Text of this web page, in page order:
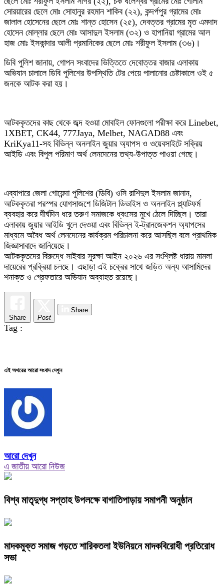
সোরয়ারের ছেলে মোঃ সোহানুর রহমান শাকিব (২২), কন্দর্পপুর গ্রামের মোঃ
জালাল হোসেনের ছেলে মোঃ শান্ত হোসেন (২৫), দেবত্তর গ্রামের মৃত এমদাদ
হোসেন মোল্লার ছেলে মোঃ আসাদুল ইসলাম (৩২) ও হাপানিয়া গ্রামের আল
হাজ মোঃ ইসকান্দার আলী প্রমানিকের ছেলে মোঃ শরীফুল ইসলাম (৩৬)।
ডিবি পুলিশ জানায়, গোপন সংবাদের ভিত্তিতে দেবোত্তর বাজার এলাকায়
অভিযান চালালে ডিবি পুলিশের উপস্থিতি টের পেয়ে পালানোর চেষ্টাকালে ওই ৫
জনকে আটক করা হয়।
আটককৃতদের কাছ থেকে জব্দ হওয়া মোবাইল ফোনগুলো পরীক্ষা করে Linebet,
1XBET, CK44, 777Jaya, Melbet, NAGAD88 এবং
KriKya11-সহ বিভিন্ন অনলাইন জুয়ার অ্যাপস ও ওয়েবসাইটে সক্রিয়
আইডি এবং বিপুল পরিমাণ অর্থ লেনদেনের তথ্য-উপাত্ত পাওয়া গেছে।
এব্যাপারে জেলা গোয়েন্দা পুলিশের (ডিবি) ওসি রাশিদুল ইসলাম জানান,
আটককৃতরা পরস্পর যোগসাজশে ডিজিটাল ডিভাইস ও অনলাইন প্ল্যাটফর্ম
ব্যবহার করে দীর্ঘদিন ধরে তরুণ সমাজকে ধ্বংসের মুখে ঠেলে দিচ্ছিল। তারা
এলাকায় জুয়ার আইডি খুলে দেওয়া এবং বিভিন্ন ই-ট্রানজেকশন অ্যাপসের
মাধ্যমে অবৈধ অর্থ লেনদেনের কার্যক্রম পরিচালনা করে আসছিল বলে প্রাথমিক
জিজ্ঞাসাবাদে জানিয়েছে।
আটককৃতদের বিরুদ্ধে সাইবার সুরক্ষা আইন ২০২৬ এর সংশ্লিষ্ট ধারায় মামলা
দায়েরের প্রক্রিয়া চলছে। এছাড়া এই চক্রের সাথে জড়িত অন্য আসামিদের
শনাক্ত ও গ্রেফতারে অভিযান অব্যাহত রয়েছে।
Share Post
Share
Tag :
এই অথরের আরো সংবাদ দেখুন
আরো দেখুন
এ জাতীয় আরো নিউজ
বিশ্ব মাতৃদুগ্ধ সপ্তাহ উপলক্ষে বাগাতিপাড়ায় সমাপনী অনুষ্ঠান
মাদকমুক্ত সমাজ গড়তে শারিকতলা ইউনিয়নে মাদকবিরোধী প্রতিরোধ
সভা